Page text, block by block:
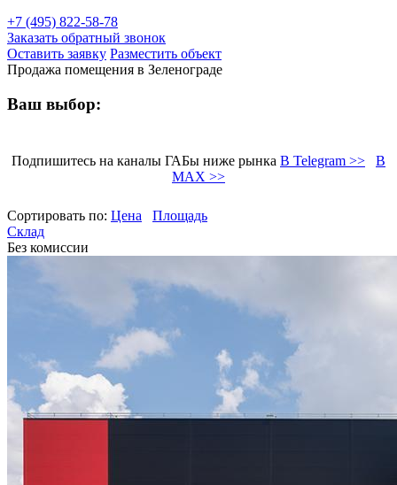
+7 (495) 822-58-78
Заказать обратный звонок
Оставить заявку Разместить объект
Продажа помещения в Зеленограде
Ваш выбор:
Подпишитесь на каналы ГАБы ниже рынка В Telegram >>
В
MAX >>
Сортировать по: Цена
Площадь
Склад
Без комиссии